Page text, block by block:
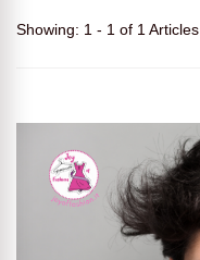
Showing: 1 - 1 of 1 Articles